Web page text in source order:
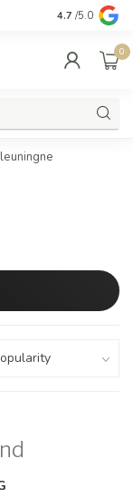
Quality &
4.7 /5.0
0